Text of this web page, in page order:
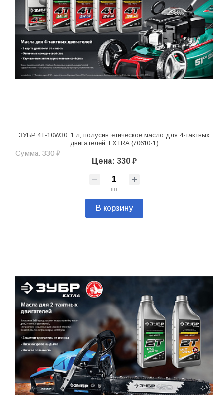
ЗУБР 4Т-10W30, 1 л, полусинтетическое масло для 4-тактных
двигателей, EXTRA (70610-1)
Сумма: 330 ₽
Цена: 330 ₽
шт
В корзину